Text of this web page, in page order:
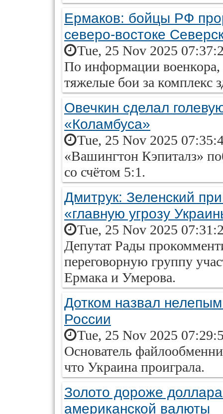
Ермаков: бойцы РФ
северо-востоке
Tue, 25 Nov 2025
По информации военкора,
тяжелые бои за комплекс
Овечкин сделал
«Коламбуса»
Tue, 25 Nov 2025
«Вашингтон Кэпиталз»
со счётом 5:1.
Дмитрук: Зеленский
«главную угрозу
Tue, 25 Nov 2025
Депутат Рады
переговорную группу
Ермака и Умерова.
Дотком назвал
России
Tue, 25 Nov 2025
Основатель
что Украина проиграла.
Золото дороже
американской валюты